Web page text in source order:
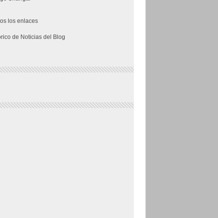
los enlaces
de Noticias del Blog